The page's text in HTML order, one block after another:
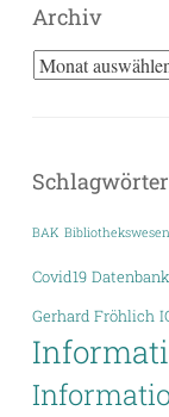
Archiv
Archiv
Schlagwörter
BAK Bibliothekswesen
Covid19
Gerhard Fröhlich